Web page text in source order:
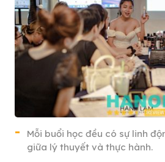
Mỗi buổi học đều có sự linh
giữa lý thuyết và thực hành.